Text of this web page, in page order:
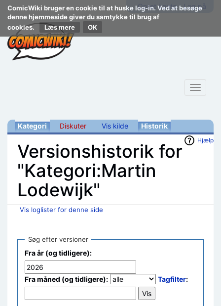
ComicWiki bruger en cookie til at huske log-in. Ved at besøge
denne hjemmeside giver du samtykke til brug af
cookies.
Læs mere
Opret konto Log på
Toggle
Kategori Diskuter Vis kilde Historik
Hjælp
Versionshistorik for
"Kategori:Martin
Lodewijk"
Vis loglister for denne side
Søg efter versioner
Fra år (og tidligere):
Fra måned (og tidligere): Tagfilter: